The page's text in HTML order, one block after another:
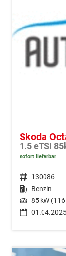
Skoda
1.5 eTSI
sofort lieferbar
Fahrzeugnr. 130086
Kraftstoff Benzin
Leistung 85 kW (116
01.04.2025